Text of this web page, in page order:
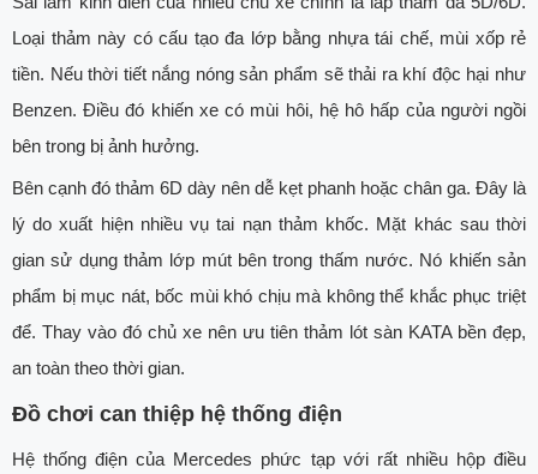
Loại thảm này có cấu tạo đa lớp bằng nhựa tái chế, mùi xốp rẻ
tiền. Nếu thời tiết nắng nóng sản phẩm sẽ thải ra khí độc hại như
Benzen. Điều đó khiến xe có mùi hôi, hệ hô hấp của người ngồi
bên trong bị ảnh hưởng.
Bên cạnh đó thảm 6D dày nên dễ kẹt phanh hoặc chân ga. Đây là
lý do xuất hiện nhiều vụ tai nạn thảm khốc. Mặt khác sau thời
gian sử dụng thảm lớp mút bên trong thấm nước. Nó khiến sản
phẩm bị mục nát, bốc mùi khó chịu mà không thể khắc phục triệt
để. Thay vào đó chủ xe nên ưu tiên thảm lót sàn KATA bền đẹp,
an toàn theo thời gian.
Đồ chơi can thiệp hệ thống điện
Hệ thống điện của Mercedes phức tạp với rất nhiều hộp điều